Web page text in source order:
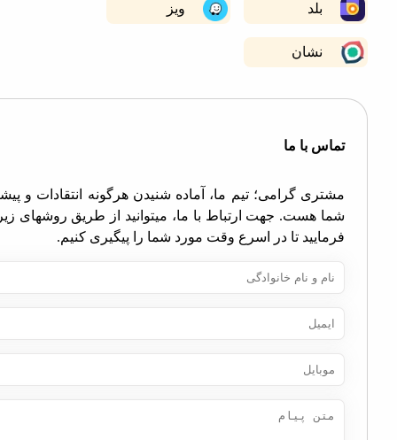
ویز
نشان
با ما
گرامی؛ تیم ما، آماده شنیدن هرگونه انتقادات و پیشنهادات
هست. جهت ارتباط با ما، میتوانید از طریق روشهای زیر اقدام
تا در اسرع وقت مورد شما را پیگیری کنیم.